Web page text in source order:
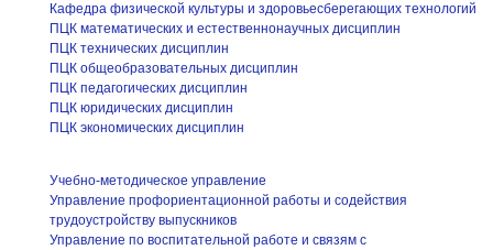
Кафедра физической культуры и здоровьесберегающих технологий
ПЦК математических и естественнонаучных дисциплин
ПЦК технических дисциплин
ПЦК общеобразовательных дисциплин
ПЦК педагогических дисциплин
ПЦК юридических дисциплин
ПЦК экономических дисциплин
Учебно-методическое управление
Управление профориентационной работы и содействия
трудоустройству выпускников
Управление по воспитательной работе и связям с